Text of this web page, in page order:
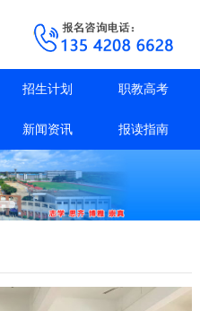
招生计划 职教高考
新闻资讯 报读指南